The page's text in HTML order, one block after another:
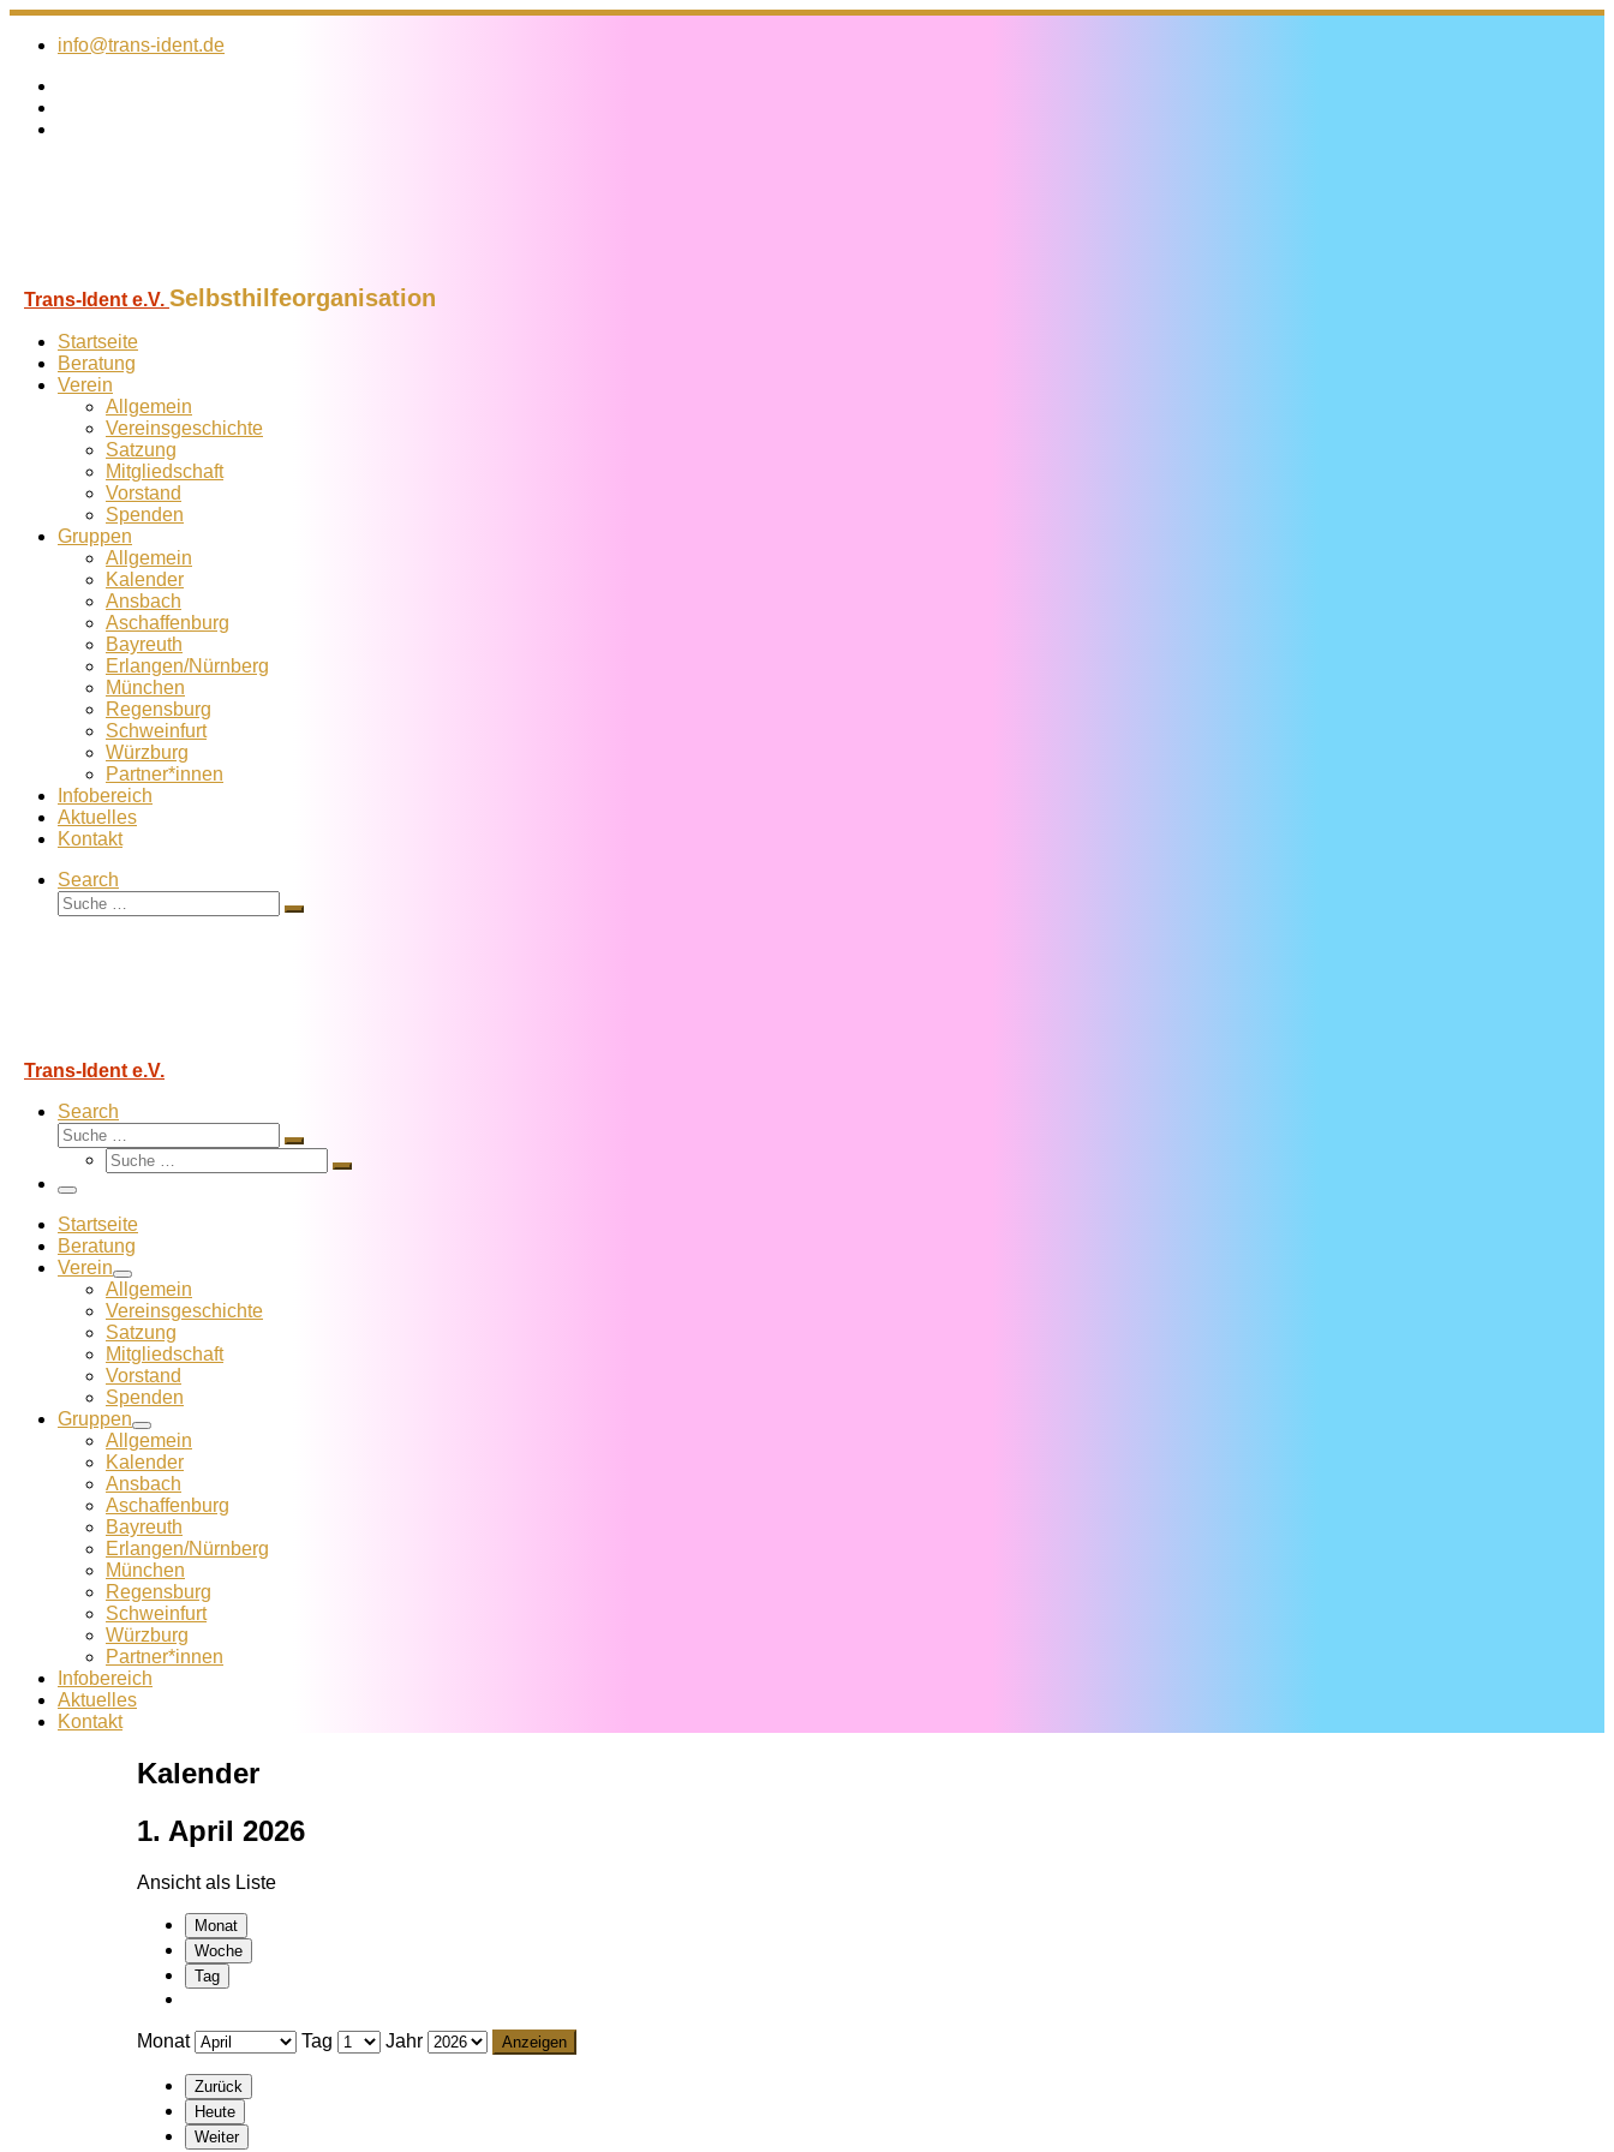
Zum
Inhalt
info@trans-ident.de
Trans-Ident e.V. Selbsthilfeorganisation
Startseite
Beratung
Verein
Allgemein
Vereins­geschichte
Satzung
Mitglied­schaft
Vorstand
Spenden
Gruppen
Allgemein
Kalender
Ansbach
Aschaffenburg
Bayreuth
Erlangen/Nürnberg
München
Regensburg
Schweinfurt
Würzburg
Partner*innen
Infobereich
Aktuelles
Kontakt
Search
Suche
Suche
Trans-Ident e.V.
Search
Suche
Suche
Suche
Suche
Menü
Startseite
Beratung
Verein
Allgemein
Vereins­geschichte
Satzung
Mitglied­schaft
Vorstand
Spenden
Gruppen
Allgemein
Kalender
Ansbach
Aschaffenburg
Bayreuth
Erlangen/Nürnberg
München
Regensburg
Schweinfurt
Würzburg
Partner*innen
Infobereich
Aktuelles
Kontakt
Kalender
1. April 2026
Ansicht als Liste
Monat
Woche
Tag
Monat Tag Jahr
Zurück
Heute
Weiter